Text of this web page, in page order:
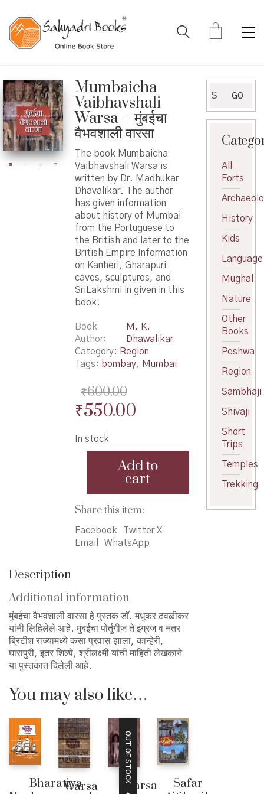
Mumbaicha
Vaibhavshali
Warsa – मुंबईचा
वैभवशाली वारसा
The book Mumbaicha
Vaibhavshali Warsa is
written by Dr. Madhukar
Dhavalikar. The author
has given information
about history of Mumbai
from the Portuguese to
the British and later to the
British Empire Information
on Kanheri, Gharapuri
caves, sculptures, and
SriLakshmi in given in this
book.
Book
Author
M. K.
Dhawalikar
Category: Region
Tags: bombay, Mumbai
₹600.00
Original
was:
₹600.00.
₹550.00Current
is:
₹550.00.
In stock
Vaibhavshali
मुंबईचा
वारसा
quantity
Add to
cart
Share this item:
Facebook
Twitter X
Email
WhatsApp
Description
Additional information
मुंबईचा वैभवशाली वारसा हे पुस्तक डॉ. मधुकर ढवळीकर
यांनी लिहिलेले आहे. मुंबईचा पोर्तुगीज ते इंग्रज व नंतर
ब्रिटीश राज्यामध्ये कसा प्रवास झाला, कान्हेरी,
घारापुरी, इतर शिल्पे, श्रीलक्ष्मी यांची माहिती लेखकाने
या पुस्तकात दिलेली आहे.
You may also like…
Bharatiya
Warsa
OUT OF STOCK
Warsa
Safar
for:
GO
All
Forts
History
Kids
Language
Mughal
Nature
Other
Books
Peshwa
Region
Sambhaji
Shivaji
Short
Trips
Temples
Trekking